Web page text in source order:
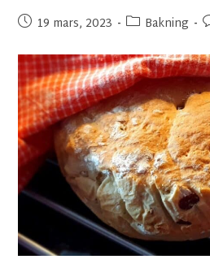
19 mars, 2023 Bakning